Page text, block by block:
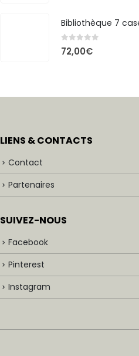
0out of 5
72,00€
LIENS & CONTACTS
Contact
Partenaires
SUIVEZ-NOUS
Facebook
Pinterest
Instagram